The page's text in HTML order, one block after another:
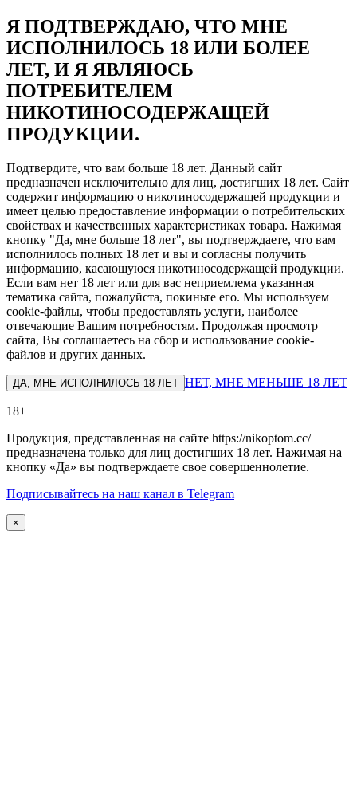
Я ПОДТВЕРЖДАЮ, ЧТО МНЕ
ИСПОЛНИЛОСЬ 18 ИЛИ БОЛЕЕ
ЛЕТ, И Я ЯВЛЯЮСЬ
ПОТРЕБИТЕЛЕМ
НИКОТИНОСОДЕРЖАЩЕЙ
ПРОДУКЦИИ.
Подтвердите, что вам больше 18 лет. Данный сайт
предназначен исключительно для лиц, достигших 18 лет. Сайт
содержит информацию о никотиносодержащей продукции и
имеет целью предоставление информации о потребительских
свойствах и качественных характеристиках товара. Нажимая
кнопку "Да, мне больше 18 лет", вы подтверждаете, что вам
исполнилось полных 18 лет и вы и согласны получить
информацию, касающуюся никотиносодержащей продукции.
Если вам нет 18 лет или для вас неприемлема указанная
тематика сайта, пожалуйста, покиньте его. Мы используем
cookie-файлы, чтобы предоставлять услуги, наиболее
отвечающие Вашим потребностям. Продолжая просмотр
сайта, Вы соглашаетесь на сбор и использование cookie-
файлов и других данных.
ДА, МНЕ ИСПОЛНИЛОСЬ 18 ЛЕТ НЕТ, МНЕ МЕНЬШЕ 18 ЛЕТ
18+
Продукция, представленная на сайте https://nikoptom.cc/
предназначена только для лиц достигших 18 лет. Нажимая на
кнопку «Да» вы подтверждаете свое совершеннолетие.
Подписывайтесь на наш канал в Telegram
×